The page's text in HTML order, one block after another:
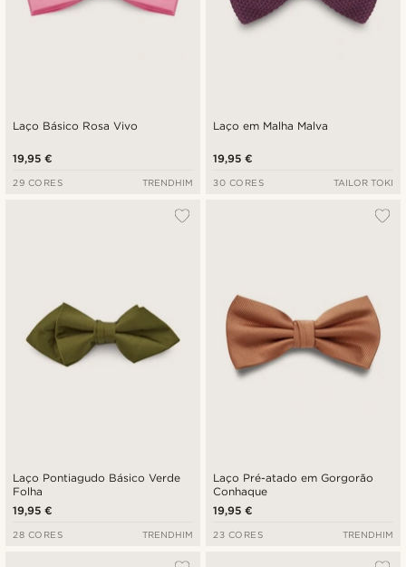
Laço Básico Rosa Vivo
19,95 €
29 CORES TRENDHIM
Laço em Malha Malva
19,95 €
30 CORES TAILOR TOKI
Laço Pontiagudo Básico Verde
Folha
19,95 €
28 CORES TRENDHIM
Laço Pré-atado em Gorgorão
Conhaque
19,95 €
23 CORES TRENDHIM